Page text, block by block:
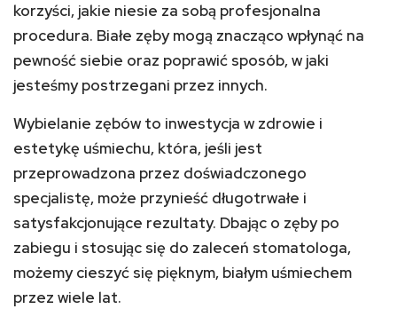
korzyści, jakie niesie za sobą profesjonalna
procedura. Białe zęby mogą znacząco wpłynąć na
pewność siebie oraz poprawić sposób, w jaki
jesteśmy postrzegani przez innych.
Wybielanie zębów to inwestycja w zdrowie i
estetykę uśmiechu, która, jeśli jest
przeprowadzona przez doświadczonego
specjalistę, może przynieść długotrwałe i
satysfakcjonujące rezultaty. Dbając o zęby po
zabiegu i stosując się do zaleceń stomatologa,
możemy cieszyć się pięknym, białym uśmiechem
przez wiele lat.